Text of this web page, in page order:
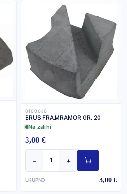
0100080
BRUS FRA.MRAMOR GR. 20
Na zalihi
3,00 €
− +
UKUPNO: 3,00 €